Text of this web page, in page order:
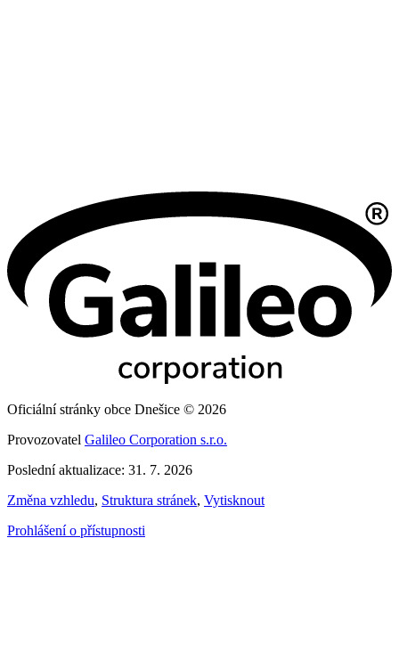
Oficiální stránky obce Dnešice © 2026
Provozovatel Galileo Corporation s.r.o.
Poslední aktualizace: 31. 7. 2026
Změna vzhledu, Struktura stránek, Vytisknout
Prohlášení o přístupnosti